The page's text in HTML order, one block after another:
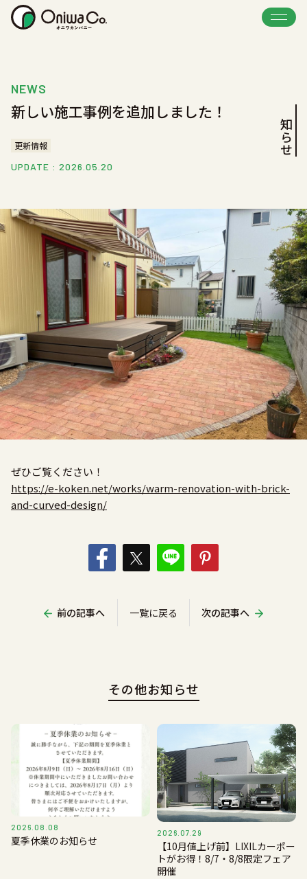
NEWS
新しい施工事例を追加しました！
更新情報
UPDATE : 2026.05.20
お知らせ
ぜひご覧ください！
https://e-koken.net/works/warm-renovation-with-brick-
and-curved-design/
前の記事へ 一覧に戻る 次の記事へ
その他お知らせ
2026.08.08
夏季休業のお知らせ
2026.07.29
【10月値上げ前】LIXILカーポー
トがお得！8/7・8/8限定フェア
開催